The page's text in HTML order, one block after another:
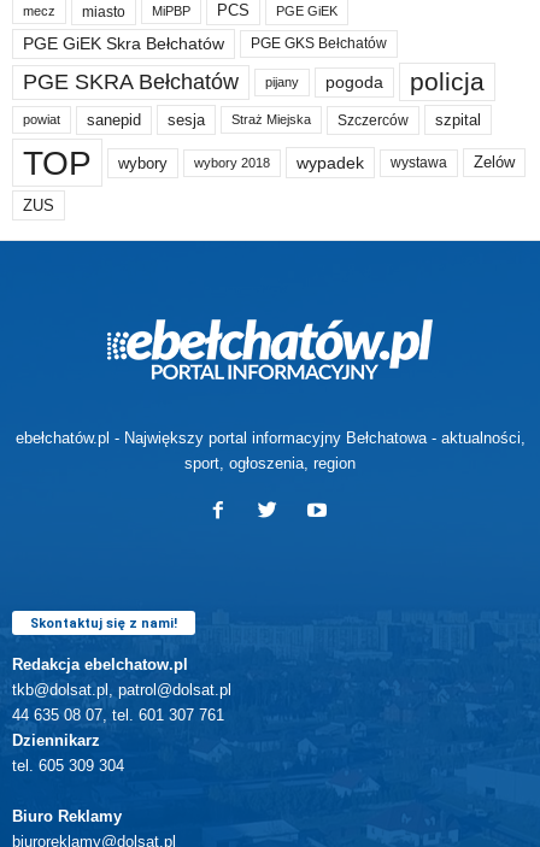
mecz miasto MiPBP PCS PGE GiEK
PGE GiEK Skra Bełchatów PGE GKS Bełchatów
PGE SKRA Bełchatów pijany pogoda policja
powiat sanepid sesja Straż Miejska Szczerców szpital
TOP wybory wybory 2018 wypadek wystawa Zelów
ZUS
ebełchatów.pl - Największy portal informacyjny Bełchatowa - aktualności,
sport, ogłoszenia, region
Skontaktuj się z nami!
Redakcja ebelchatow.pl
tkb@dolsat.pl, patrol@dolsat.pl
44 635 08 07, tel. 601 307 761
Dziennikarz
tel. 605 309 304
Biuro Reklamy
biuroreklamy@dolsat.pl